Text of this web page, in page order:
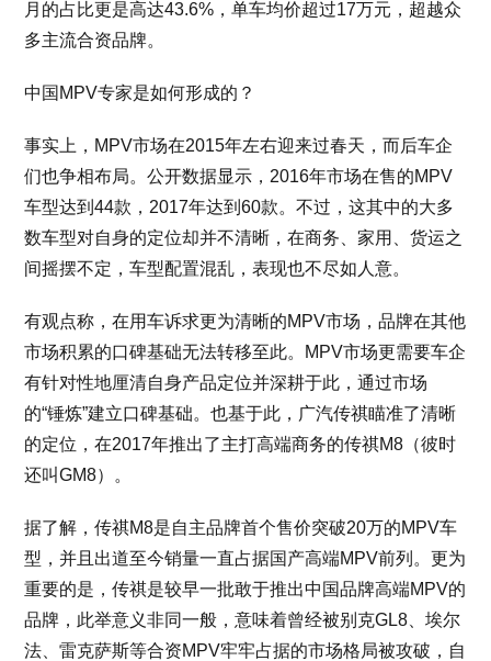
月的占比更是高达43.6%，单车均价超过17万元，超越众
多主流合资品牌。
中国MPV专家是如何形成的？
事实上，MPV市场在2015年左右迎来过春天，而后车企
们也争相布局。公开数据显示，2016年市场在售的MPV
车型达到44款，2017年达到60款。不过，这其中的大多
数车型对自身的定位却并不清晰，在商务、家用、货运之
间摇摆不定，车型配置混乱，表现也不尽如人意。
有观点称，在用车诉求更为清晰的MPV市场，品牌在其他
市场积累的口碑基础无法转移至此。MPV市场更需要车企
有针对性地厘清自身产品定位并深耕于此，通过市场
的“锤炼”建立口碑基础。也基于此，广汽传祺瞄准了清晰
的定位，在2017年推出了主打高端商务的传祺M8（彼时
还叫GM8）。
据了解，传祺M8是自主品牌首个售价突破20万的MPV车
型，并且出道至今销量一直占据国产高端MPV前列。更为
重要的是，传祺是较早一批敢于推出中国品牌高端MPV的
品牌，此举意义非同一般，意味着曾经被别克GL8、埃尔
法、雷克萨斯等合资MPV牢牢占据的市场格局被攻破，自